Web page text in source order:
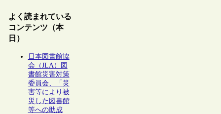
よく読まれている
コンテンツ（本
日）
日本図書館協
会（JLA）図
書館災害対策
委員会、「災
害等により被
災した図書館
等への助成